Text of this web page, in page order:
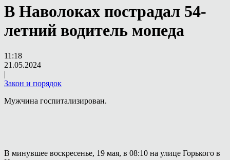
В Наволоках пострадал 54-
летний водитель мопеда
11:18
21.05.2024
|
Закон и порядок
Мужчина госпитализирован.
В минувшее воскресенье, 19 мая, в 08:10 на улице Горького в